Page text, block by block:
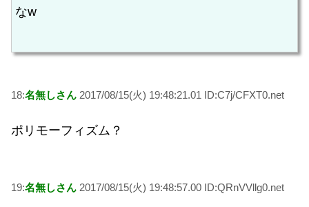
なw
18:名無しさん 2017/08/15(火) 19:48:21.01 ID:C7j/CFXT0.net
ポリモーフィズム？
19:名無しさん 2017/08/15(火) 19:48:57.00 ID:QRnVVllg0.net